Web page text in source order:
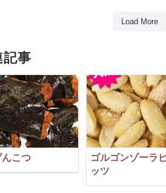
Load More
記事
こつ
ゴルゴンゾーラ
ッツ